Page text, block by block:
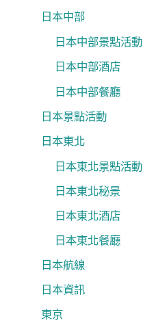
日本中部
日本中部景點活動
日本中部酒店
日本中部餐廳
日本景點活動
日本東北
日本東北景點活動
日本東北秘景
日本東北酒店
日本東北餐廳
日本航線
日本資訊
東京